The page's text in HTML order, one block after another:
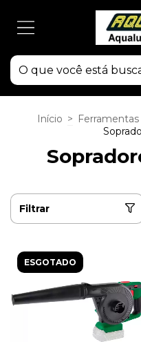
Início > Ferramentas
Filtrar
ESGOTADO